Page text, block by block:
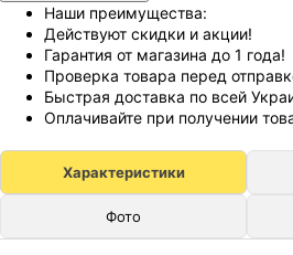
Наши преимущества:
Действуют скидки и акции!
Гарантия от магазина до 1 года!
Проверка товара перед
Быстрая доставка по всей
Оплачивайте при получении
Характеристики
Фото